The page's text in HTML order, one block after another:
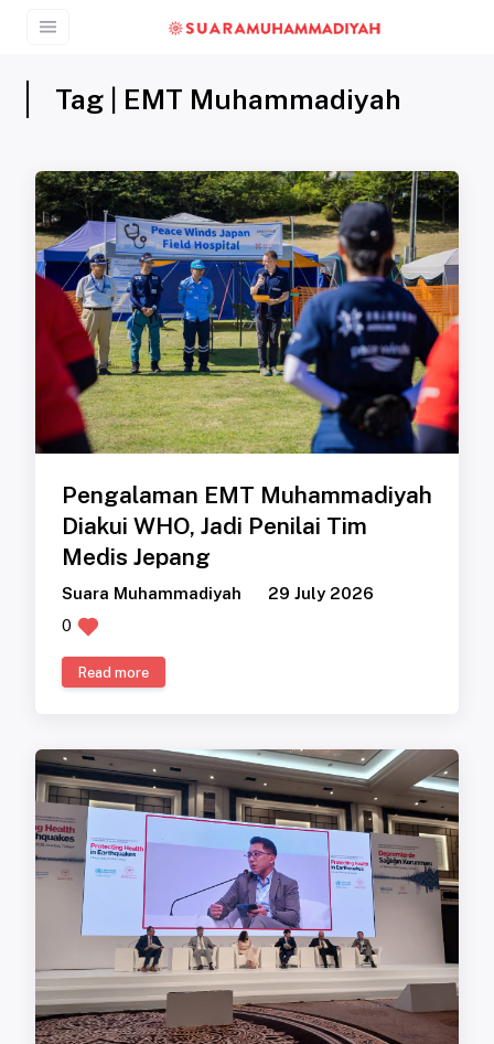
Tag | EMT Muhammadiyah
Pengalaman EMT Muhammadiyah
Diakui WHO, Jadi Penilai Tim
Medis Jepang
Suara Muhammadiyah
29 July 2026
0
Read more